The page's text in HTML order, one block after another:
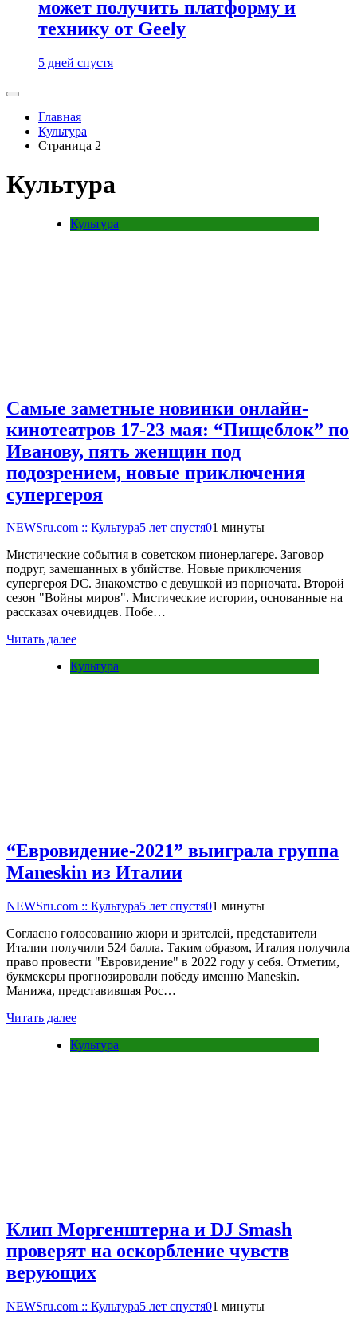
может получить платформу и
технику от Geely
5 дней спустя
Главная
Культура
Страница 2
Культура
Культура
Самые заметные новинки онлайн-
кинотеатров 17-23 мая: “Пищеблок” по
Иванову, пять женщин под
подозрением, новые приключения
супергероя
NEWSru.com :: Культура5 лет спустя01 минуты
Мистические события в советском пионерлагере. Заговор
подруг, замешанных в убийстве. Новые приключения
супергероя DC. Знакомство с девушкой из порночата. Второй
сезон "Войны миров". Мистические истории, основанные на
рассказах очевидцев. Побе…
Читать далее
Культура
“Евровидение-2021” выиграла группа
Maneskin из Италии
NEWSru.com :: Культура5 лет спустя01 минуты
Согласно голосованию жюри и зрителей, представители
Италии получили 524 балла. Таким образом, Италия получила
право провести "Евровидение" в 2022 году у себя. Отметим,
букмекеры прогнозировали победу именно Maneskin.
Манижа, представившая Рос…
Читать далее
Культура
Клип Моргенштерна и DJ Smash
проверят на оскорбление чувств
верующих
NEWSru.com :: Культура5 лет спустя01 минуты